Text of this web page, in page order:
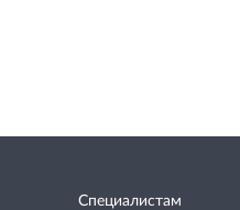
Специалистам